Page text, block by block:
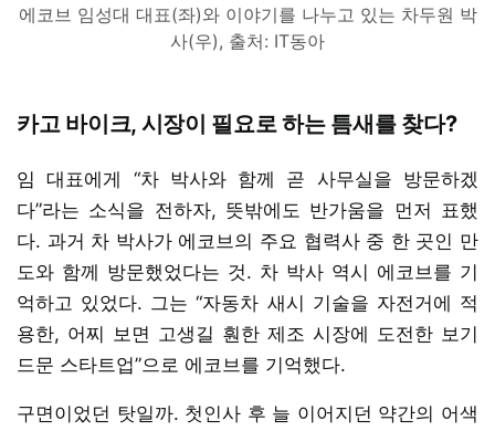
에코브 임성대 대표(좌)와 이야기를 나누고 있는 차두원 박
사(우), 출처: IT동아
카고 바이크, 시장이 필요로 하는 틈새를 찾다?
임 대표에게 “차 박사와 함께 곧 사무실을 방문하겠
다”라는 소식을 전하자, 뜻밖에도 반가움을 먼저 표했
다. 과거 차 박사가 에코브의 주요 협력사 중 한 곳인 만
도와 함께 방문했었다는 것. 차 박사 역시 에코브를 기
억하고 있었다. 그는 “자동차 새시 기술을 자전거에 적
용한, 어찌 보면 고생길 훤한 제조 시장에 도전한 보기
드문 스타트업”으로 에코브를 기억했다.
구면이었던 탓일까. 첫인사 후 늘 이어지던 약간의 어색